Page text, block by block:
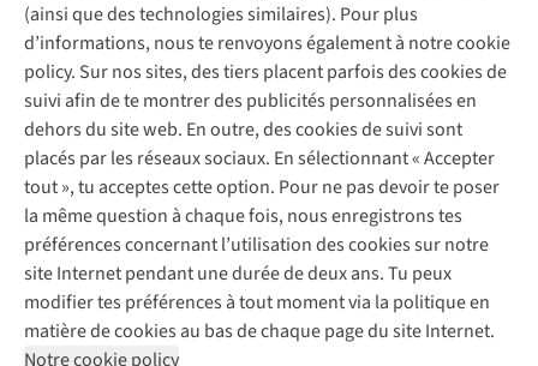
(ainsi que des technologies similaires). Pour plus
d’informations, nous te renvoyons également à notre cookie
policy. Sur nos sites, des tiers placent parfois des cookies de
suivi afin de te montrer des publicités personnalisées en
dehors du site web. En outre, des cookies de suivi sont
placés par les réseaux sociaux. En sélectionnant « Accepter
tout », tu acceptes cette option. Pour ne pas devoir te poser
la même question à chaque fois, nous enregistrons tes
préférences concernant l’utilisation des cookies sur notre
site Internet pendant une durée de deux ans. Tu peux
modifier tes préférences à tout moment via la politique en
matière de cookies au bas de chaque page du site Internet.
Notre cookie policy
Questions fréquentes
Commander
Payer
10 % réduction étudiants
Klarna : post-paiement
Livraison
Retourner
Rétractation d'une commande
Garantie
Contact
Nos services
Vintage - ReJUsed
Atelier de couture
Personal shopping
Boîte à vêtements
Événements / ateliers
Juttu
Qui sommes-nous ?
Juttu Friends
Inspiration
Travailler chez Juttu
Nos magasins
Le monde de Juttu
Entrepreneuriat responsable
Abonne-toi à la newsletter
Suivez-nous